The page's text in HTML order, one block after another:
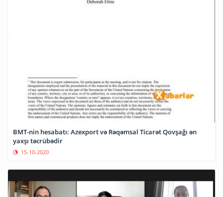
BMT-nin hesabatı: Azexport və Rəqəmsal Ticarət Qovşağı ən
yaxşı təcrübədir
15-10-2020